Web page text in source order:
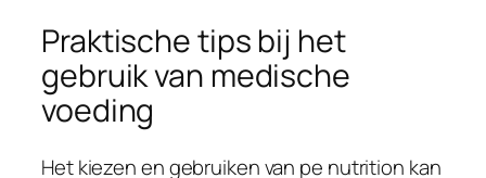
Praktische tips bij het
gebruik van medische
voeding
Het kiezen en gebruiken van pe nutrition kan